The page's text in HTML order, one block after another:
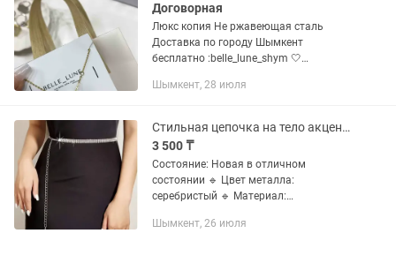
Договорная
Люкс копия Не ржавеющая сталь
Доставка по городу Шымкент
бесплатно :belle_lune_shym 🤍
1000 тг Жду вас в своем инстаграме
Шымкент, 28 июля
Стильная цепочка на тело акцент, который привлечет взгляды!
3 500 ₸
Состояние: Новая в отличном
состоянии 🔹 Цвет металла:
серебристый 🔹 Материал:
Регулируется по размеру — подходит
Шымкент, 26 июля